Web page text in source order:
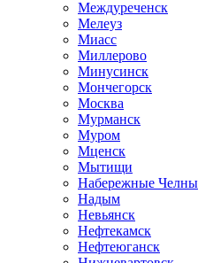
Междуреченск
Мелеуз
Миасс
Миллерово
Минусинск
Мончегорск
Москва
Мурманск
Муром
Мценск
Мытищи
Набережные Челны
Надым
Невьянск
Нефтекамск
Нефтеюганск